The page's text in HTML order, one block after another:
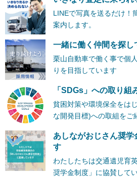
LINEで写真を送るだけ！
案内します。
一緒に働く仲間を探し
栗山自動車で働く事で個
りを目指しています
「SDGs」への取り組
貧困対策や環境保全をは
な開発目標)への取組をご
あしながおじさん奨学
す
わたしたちは交通遺児育
奨学金制度」に協賛してい